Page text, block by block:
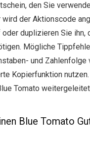
den Sie
wird der Aktionscode
duplizieren Sie ihn,
Mögliche
und Zahlenfolge
Kopierfunktion
Tomato
Blue Tomato